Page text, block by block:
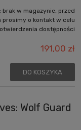
brak w magazynie, przed
prosimy o kontakt w celu
dostępności
191,00 zł
DO KOSZYKA
Wolf Guard